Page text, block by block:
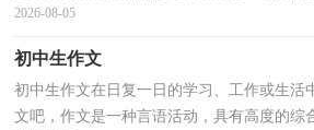
过文字来表达一个主题意义的记叙方法。一
2026-08-05
初中生作文
初中生作文在日复一日的学习、工作或生活
文吧，作文是一种言语活动，具有高度的综